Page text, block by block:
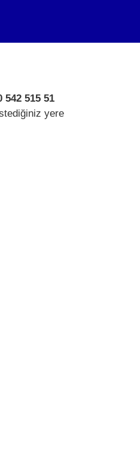
542 515 51
yere